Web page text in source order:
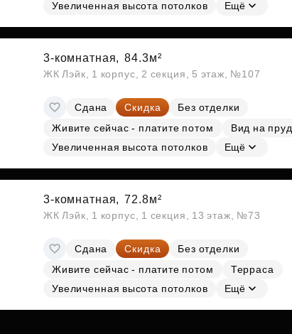
СубсидииУвеличенная высота потолков
Ещё
3-комнатная, 84.3м²
ЖК Лэйк, 1 корпус, 2 секция, 5 этаж, №107
Сдана Скидка
Без отделки
Живите сейчас - платите потом
Вид на пруд
Увеличенная высота потолков
Ещё
3-комнатная, 72.8м²
ЖК Лэйк, 1 корпус, 1 секция, 13 этаж, №73
Сдана Скидка
Без отделки
Живите сейчас - платите потом
Терраса
Увеличенная высота потолков
Ещё